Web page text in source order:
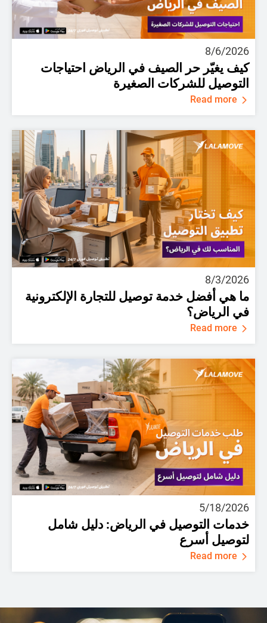
8/6/2026
كيف يغيّر حر الصيف في الرياض احتياجات
التوصيل للشركات الصغيرة
Read more
8/3/2026
ما هي أفضل خدمة توصيل للتجارة الإلكترونية
في الرياض؟
Read more
5/18/2026
خدمات التوصيل في الرياض: دليل شامل
لتوصيل أسرع
Read more